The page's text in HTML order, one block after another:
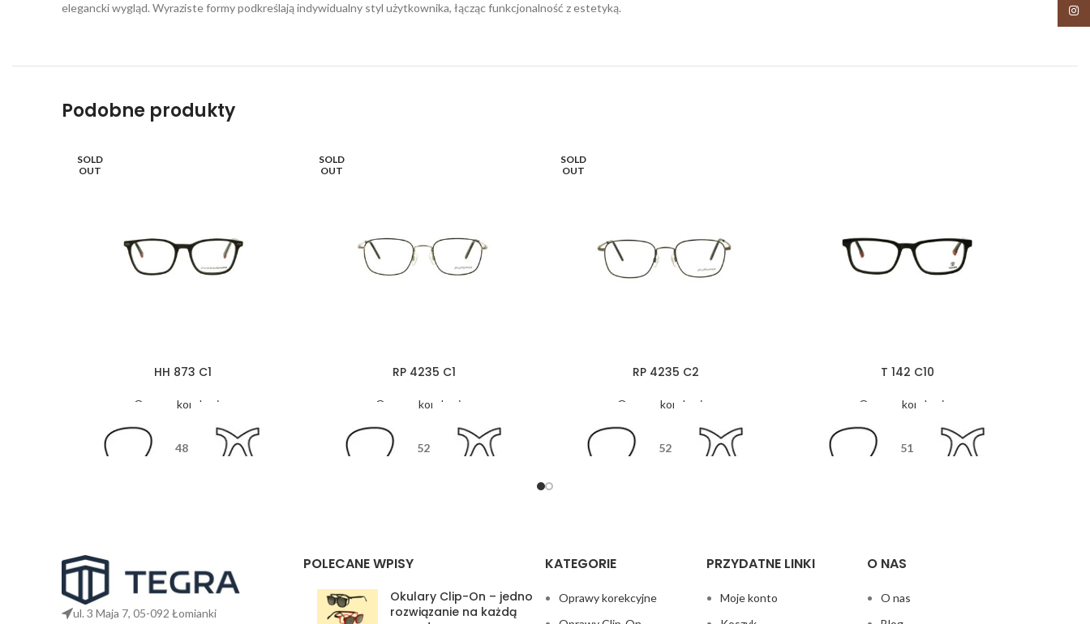
elegancki wygląd. Wyraziste formy podkreślają indywidualny styl użytkownika, łącząc funkcjonalność z estetyką.
Podobne produkty
SOLD
OUT
HH 873 C1
Oprawy korekcyjne
48
SOLD
OUT
RP 4235 C1
Oprawy korekcyjne
52
SOLD
OUT
RP 4235 C2
Oprawy korekcyjne
52
T 142 C10
Oprawy korekcyjne
51
ul. 3 Maja 7, 05-092 Łomianki
POLECANE WPISY
Okulary Clip-On – jedno
rozwiązanie na każdą
KATEGORIE
Oprawy korekcyjne
PRZYDATNE LINKI
Moje konto
O NAS
O nas